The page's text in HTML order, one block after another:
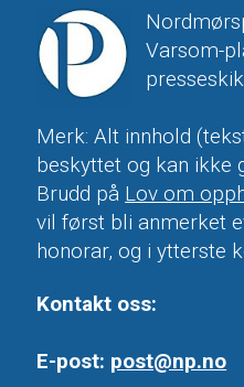
Varsom-
Merk: Alt innhold
beskyttet og kan ikke
Brudd på Lov om
vil først bli anmerket
honorar, og i ytterste
Kontakt oss:
E-post: post@np.no